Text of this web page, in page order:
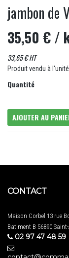
jambon de
35,50 €/
33,65 € HT
Produit vendu à
Quantité
AJOUTER AU
CONTACT
Maison Corbel 13 rue
Batiment B 56890
02 97 47 48 59